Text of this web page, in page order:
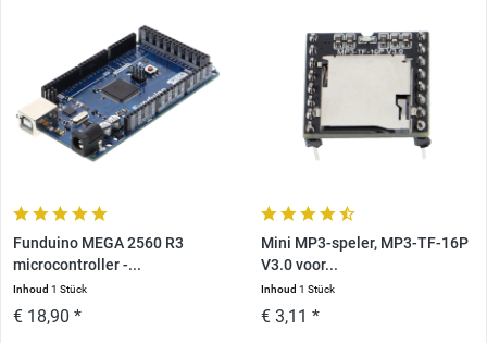
Funduino MEGA 2560 R3
microcontroller -...
Inhoud1 Stück
€ 18,90 *
Mini MP3-speler, MP3-TF-16P
V3.0 voor...
Inhoud 1 Stück
€ 3,11 *